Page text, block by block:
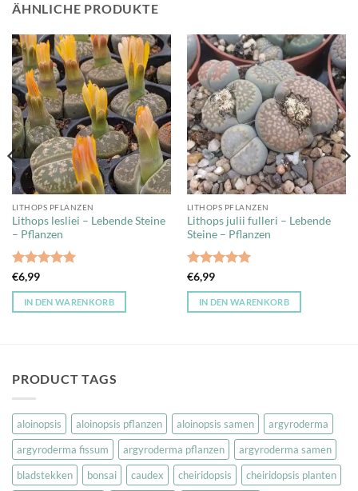
ÄHNLICHE PRODUKTE
LITHOPS PFLANZEN
Lithops lesliei – Lebende Steine
– Pflanzen
Bewertet
mit5von
€6,99
IN DEN WARENKORB
LITHOPS PFLANZEN
Lithops julii fulleri – Lebende
Steine – Pflanzen
Bewertet
mit5von
€6,99
IN DEN WARENKORB
PRODUCT TAGS
aloinopsis aloinopsis pflanzen aloinopsis samen
argyroderma
argyroderma fissum
argyroderma pflanzen
argyroderma samen
bladstekken
bonsai caudex cheiridopsis
cheiridopsis planten